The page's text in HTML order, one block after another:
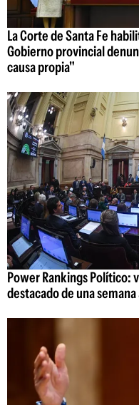
La Corte de Santa Fe
Gobierno provincial
causa propia"
Power Rankings Político:
destacado de una